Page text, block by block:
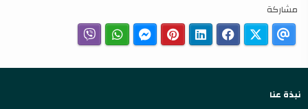
مشاركة
نبذة عنا